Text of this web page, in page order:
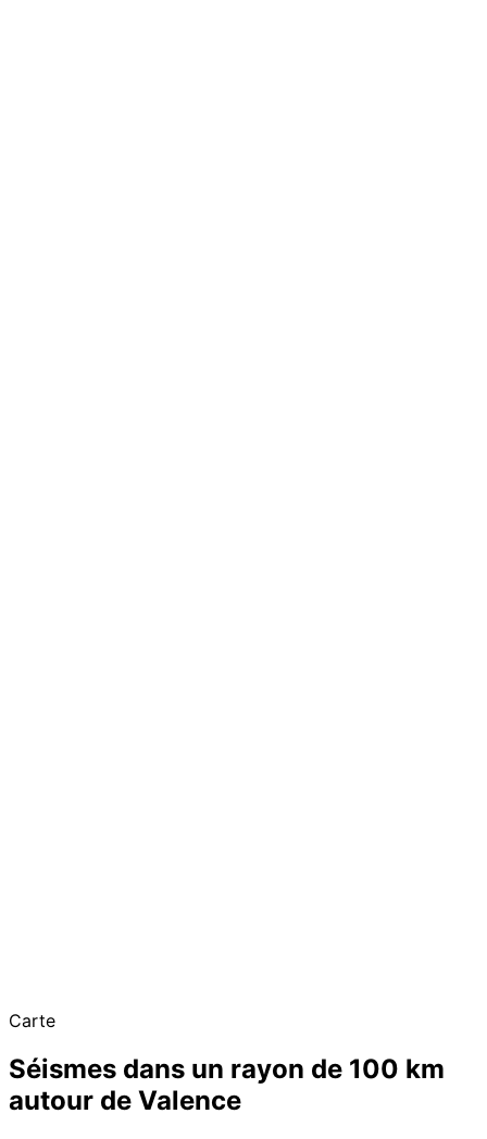
Carte
Séismes dans un rayon de 100 km
autour de Valence